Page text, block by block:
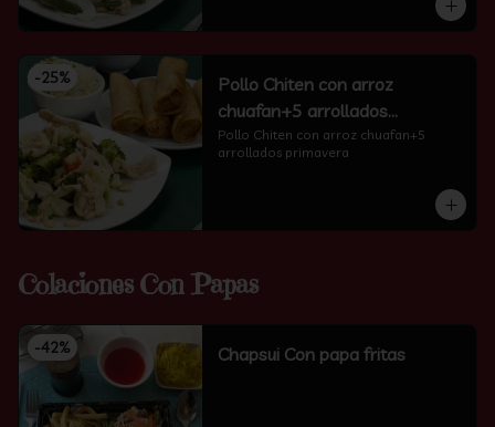
-25%
Pollo Chiten con arroz
chuafan+5 arrollados
primavera
Pollo Chiten con arroz chuafan+5
arrollados primavera
Colaciones Con Papas
-42% Chapsui Con papa fritas